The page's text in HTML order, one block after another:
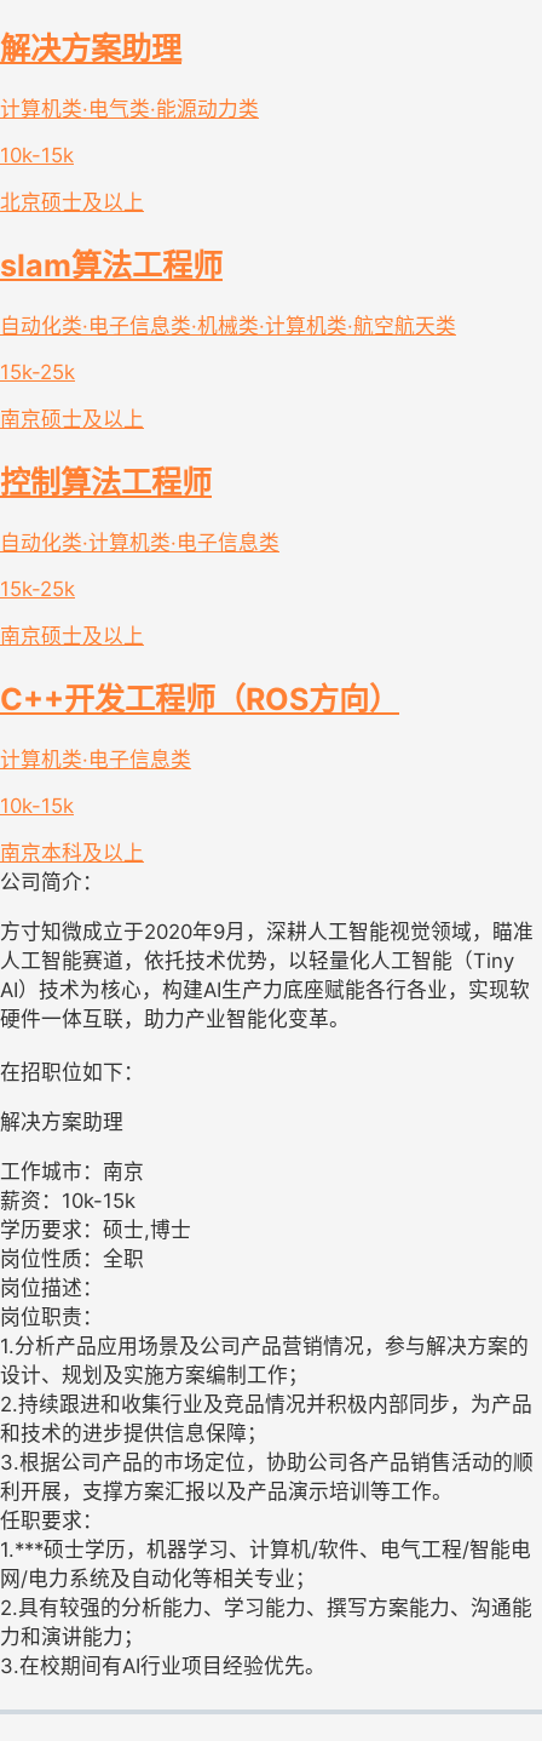
解决方案助理
计算机类·电气类·能源动力类
10k-15k
北京硕士及以上
slam算法工程师
自动化类·电子信息类·机械类·计算机类·航空航天类
15k-25k
南京硕士及以上
控制算法工程师
自动化类·计算机类·电子信息类
15k-25k
南京硕士及以上
C++开发工程师（ROS方向）
计算机类·电子信息类
10k-15k
南京本科及以上
公司简介：
方寸知微成立于2020年9月，深耕人工智能视觉领域，瞄准
人工智能赛道，依托技术优势，以轻量化人工智能（Tiny
AI）技术为核心，构建AI生产力底座赋能各行各业，实现软
硬件一体互联，助力产业智能化变革。
在招职位如下：
解决方案助理
工作城市：南京
薪资：10k-15k
学历要求：硕士,博士
岗位性质：全职
岗位描述：
岗位职责：
1.分析产品应用场景及公司产品营销情况，参与解决方案的
设计、规划及实施方案编制工作；
2.持续跟进和收集行业及竞品情况并积极内部同步，为产品
和技术的进步提供信息保障；
3.根据公司产品的市场定位，协助公司各产品销售活动的顺
利开展，支撑方案汇报以及产品演示培训等工作。
任职要求：
1.***硕士学历，机器学习、计算机/软件、电气工程/智能电
网/电力系统及自动化等相关专业；
2.具有较强的分析能力、学习能力、撰写方案能力、沟通能
力和演讲能力；
3.在校期间有AI行业项目经验优先。